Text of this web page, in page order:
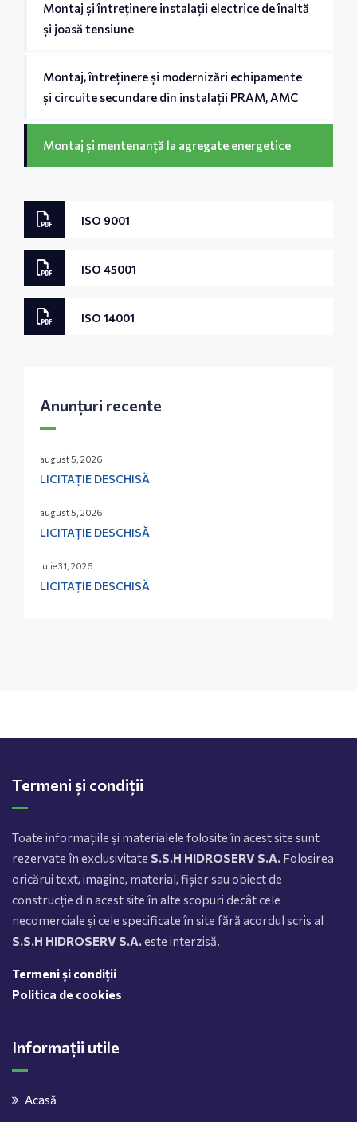
Montaj și întreținere instalații electrice de înaltă
și joasă tensiune
Montaj, întreținere și modernizări echipamente
și circuite secundare din instalații PRAM, AMC
Montaj și mentenanță la agregate energetice
ISO 9001
ISO 45001
ISO 14001
Anunțuri recente
august 5, 2026
LICITAȚIE DESCHISĂ
august 5, 2026
LICITAȚIE DESCHISĂ
iulie 31, 2026
LICITAȚIE DESCHISĂ
Termeni și condiții
Toate informațiile și materialele folosite în acest site sunt
rezervate în exclusivitate S.S.H HIDROSERV S.A. Folosirea
oricărui text, imagine, material, fișier sau obiect de
construcție din acest site în alte scopuri decât cele
necomerciale și cele specificate în site fără acordul scris al
S.S.H HIDROSERV S.A.este interzisă.
Termeni și condiții
Politica de cookies
Informații utile
Acasă